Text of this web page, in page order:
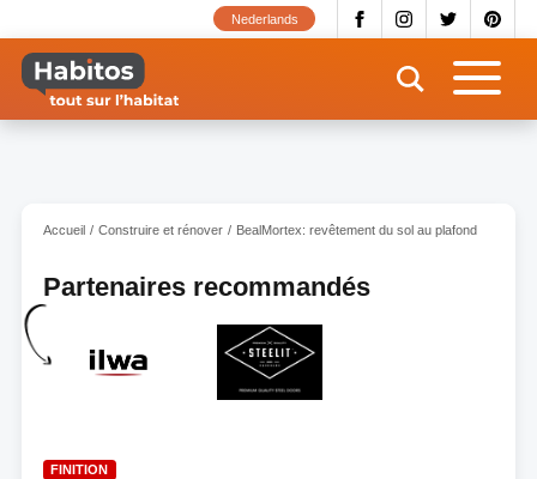
contenu
principal
Nederlands
Accueil Construire et rénover BealMortex: revêtement du sol au plafond
Partenaires recommandés
FINITION